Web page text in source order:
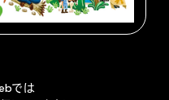
では